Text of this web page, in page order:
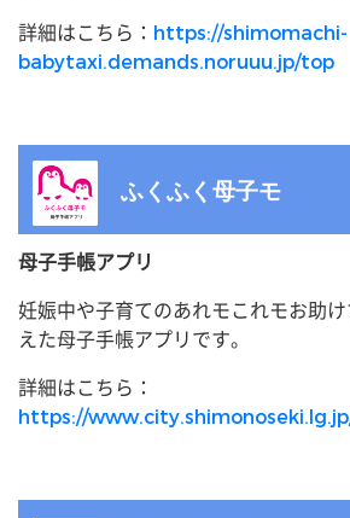
詳細はこちら： https://shimomachi-
babytaxi.demands.noruuu.jp/top
ふくふく母子モ
母子手帳アプリ
妊娠中や子育てのあれモこれモお助
えた母子手帳アプリです。
詳細はこちら：
https://